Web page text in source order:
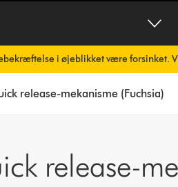
i øjeblikket være forsinket.
release-mekanisme (Fuchsia)
release-